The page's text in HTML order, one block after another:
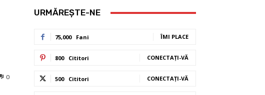
0
URMĂREȘTE-NE
75,000 Fani ÎMI PLACE
800 Cititori CONECTAȚI-VĂ
500 Cititori CONECTAȚI-VĂ